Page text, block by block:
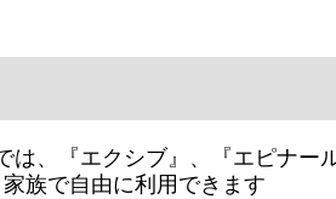
は、『エクシブ』、『エピナー
族で自由に利用できます